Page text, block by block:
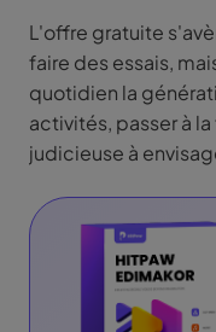
L'offre gratuite
faire des essais,
quotidien la
activités, passer à
judicieuse à